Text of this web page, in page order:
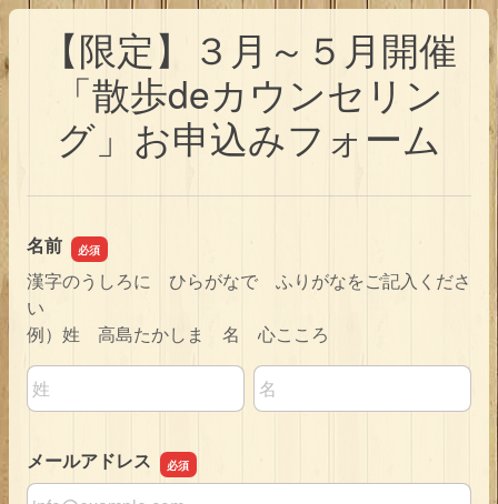
【限定】３月～５月開催
「散歩deカウンセリン
グ」お申込みフォーム
名前
漢字のうしろに ひらがなで ふりがなをご記入くださ
い
例）姓 高島たかしま 名 心こころ
名前の姓
名前の名
メールアドレス
メールアドレス